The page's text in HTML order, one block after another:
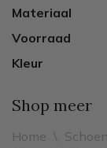
Materiaal
Voorraad
Kleur
Shop meer
Home \